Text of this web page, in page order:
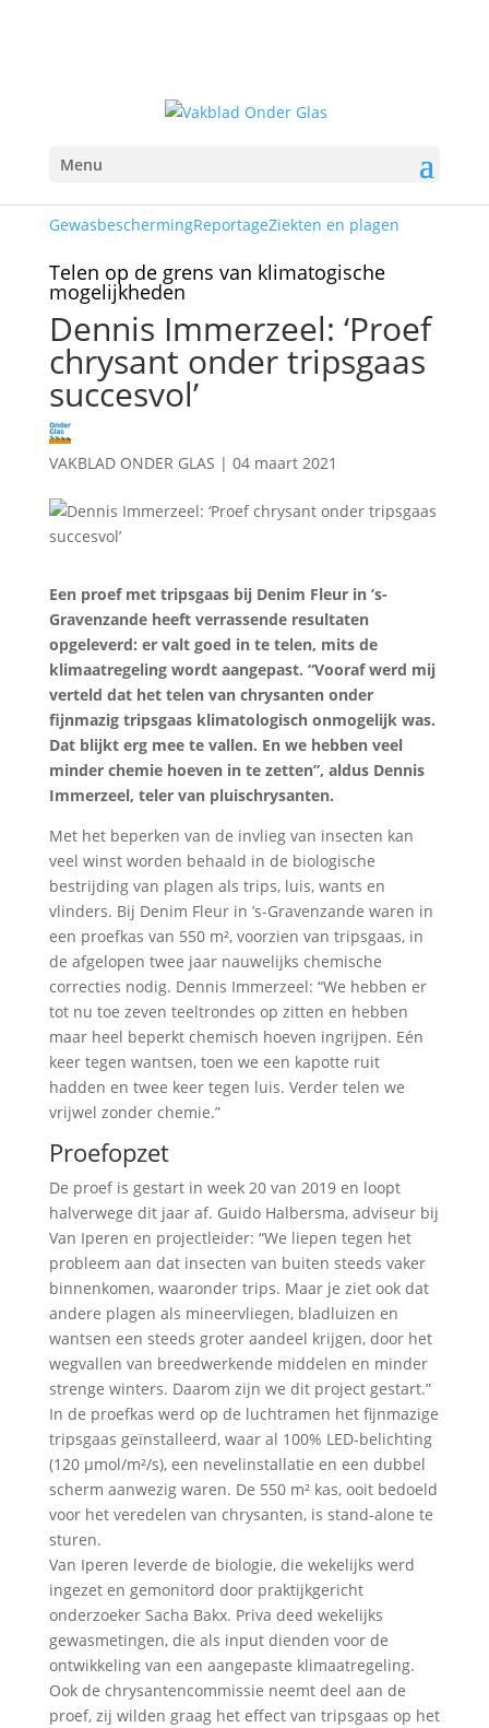
Menu
GewasbeschermingReportageZiekten en plagen
Telen op de grens van klimatogische
mogelijkheden
Dennis Immerzeel: ‘Proef
chrysant onder tripsgaas
succesvol’
VAKBLAD ONDER GLAS | 04 maart 2021
Een proef met tripsgaas bij Denim Fleur in ’s-
Gravenzande heeft verrassende resultaten
opgeleverd: er valt goed in te telen, mits de
klimaatregeling wordt aangepast. “Vooraf werd mij
verteld dat het telen van chrysanten onder
fijnmazig tripsgaas klimatologisch onmogelijk was.
Dat blijkt erg mee te vallen. En we hebben veel
minder chemie hoeven in te zetten”, aldus Dennis
Immerzeel, teler van pluischrysanten.
Met het beperken van de invlieg van insecten kan
veel winst worden behaald in de biologische
bestrijding van plagen als trips, luis, wants en
vlinders. Bij Denim Fleur in ’s-Gravenzande waren in
een proefkas van 550 m², voorzien van tripsgaas, in
de afgelopen twee jaar nauwelijks chemische
correcties nodig. Dennis Immerzeel: “We hebben er
tot nu toe zeven teeltrondes op zitten en hebben
maar heel beperkt chemisch hoeven ingrijpen. Eén
keer tegen wantsen, toen we een kapotte ruit
hadden en twee keer tegen luis. Verder telen we
vrijwel zonder chemie.”
Proefopzet
De proef is gestart in week 20 van 2019 en loopt
halverwege dit jaar af. Guido Halbersma, adviseur bij
Van Iperen en projectleider: “We liepen tegen het
probleem aan dat insecten van buiten steeds vaker
binnenkomen, waaronder trips. Maar je ziet ook dat
andere plagen als mineervliegen, bladluizen en
wantsen een steeds groter aandeel krijgen, door het
wegvallen van breedwerkende middelen en minder
strenge winters. Daarom zijn we dit project gestart.”
In de proefkas werd op de luchtramen het fijnmazige
tripsgaas geïnstalleerd, waar al 100% LED-belichting
(120 µmol/m²/s), een nevelinstallatie en een dubbel
scherm aanwezig waren. De 550 m² kas, ooit bedoeld
voor het veredelen van chrysanten, is stand-alone te
sturen.
Van Iperen leverde de biologie, die wekelijks werd
ingezet en gemonitord door praktijkgericht
onderzoeker Sacha Bakx. Priva deed wekelijks
gewasmetingen, die als input dienden voor de
ontwikkeling van een aangepaste klimaatregeling.
Ook de chrysantencommissie neemt deel aan de
proef, zij wilden graag het effect van tripsgaas op het